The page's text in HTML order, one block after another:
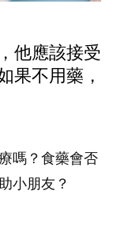
他應該接受
果不用藥，
嗎？食藥會否
小朋友？